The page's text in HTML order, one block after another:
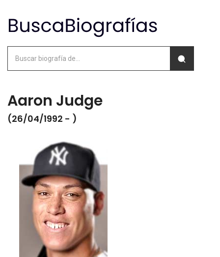
Aaron Judge
(26/04/1992 - )